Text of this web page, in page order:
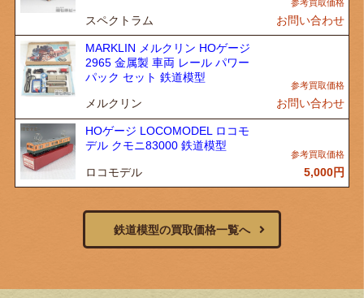
スペクトラム お問い合わせ
MARKLIN メルクリン HOゲージ
2965 金属製 車両 レール パワー
パック セット 鉄道模型
メルクリン お問い合わせ
HOゲージ LOCOMODEL ロコモ
デル クモニ83000 鉄道模型
ロコモデル 5,000円
鉄道模型の買取価格一覧へ